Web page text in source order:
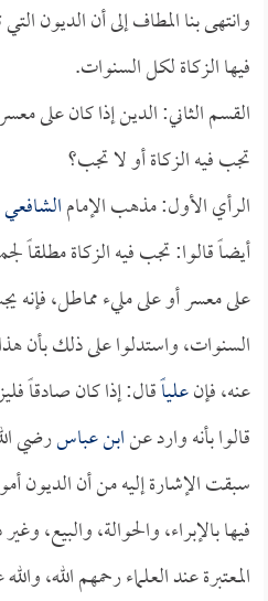
وانتهى بنا المطاف إلى أن الديون
فيها الزكاة لكل السنوات.
القسم الثاني: الدين إذا كان على
تجب فيه الزكاة أو لا تجب؟
الرأي الأول: مذهب الإمامالشافعي
أيضاً قالوا: تجب فيه الزكاة مطلقاً
على معسر أو على مليء مماطل، فإنه
السنوات، واستدلوا على ذلك بأن
عنه، فإنعلياًقال: إذا كان صادقاً
قالوا بأنه وارد عنابن عباسرضي
سبقت الإشارة إليه من أن الديون
فيها بالإبراء، والحوالة،
المعتبرة عند العلماء رحمهم الله،